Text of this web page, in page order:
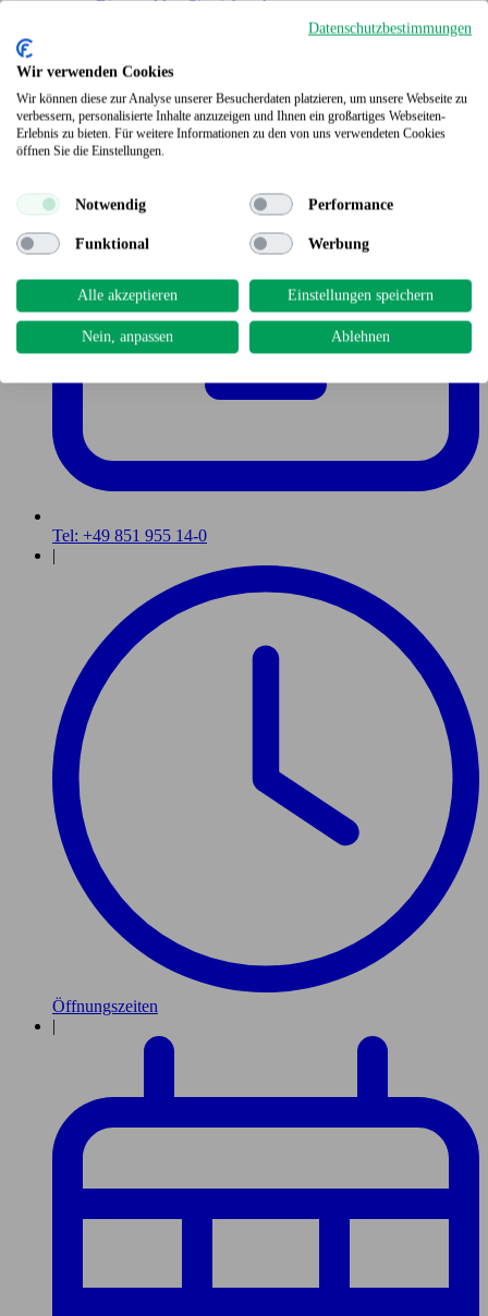
Bitte melden Sie sich an!
Tel: +49 851 955 14-0
|
Öffnungszeiten
|
Datenschutzbestimmungen
Wir verwenden Cookies
Wir können diese zur Analyse unserer Besucherdaten platzieren, um unsere Webseite zu
verbessern, personalisierte Inhalte anzuzeigen und Ihnen ein großartiges Webseiten-
Erlebnis zu bieten. Für weitere Informationen zu den von uns verwendeten Cookies
öffnen Sie die Einstellungen.
Notwendig Performance
Funktional Werbung
Alle akzeptieren Einstellungen speichern
Nein, anpassen Ablehnen